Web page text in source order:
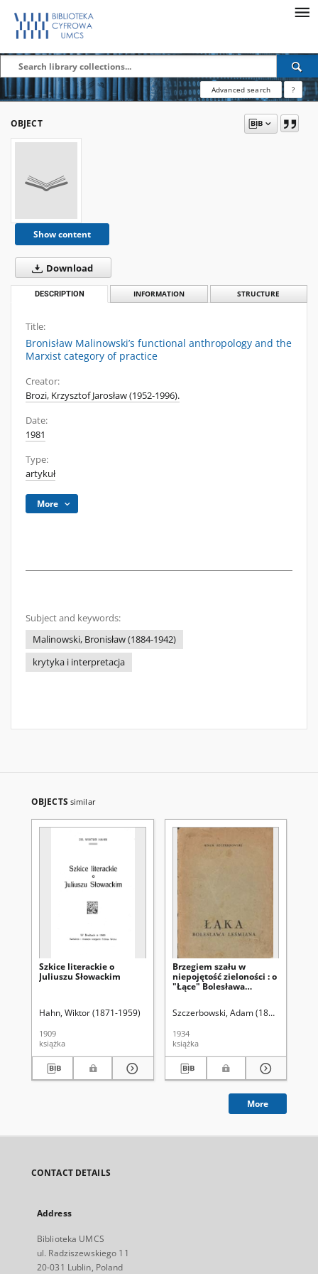
Advanced search ?
OBJECT
Show content
Download
DESCRIPTION INFORMATION STRUCTURE
Title:
Bronisław Malinowski’s functional anthropology and the
Marxist category of practice
Creator:
Brozi, Krzysztof Jarosław (1952-1996).
Date:
1981
Type:
artykuł
More
Subject and keywords:
Malinowski, Bronisław (1884-1942)
krytyka i interpretacja
OBJECTS similar
Szkice literackie o
Juliuszu Słowackim
Hahn, Wiktor (1871-1959)
1909
książka
Brzegiem szału w
niepojętość zieloności : o
"Łące" Bolesława
Szczerbowski, Adam (1894-1956)
1934
książka
More
CONTACT DETAILS
Address
Biblioteka UMCS
ul. Radziszewskiego 11
20-031 Lublin, Poland